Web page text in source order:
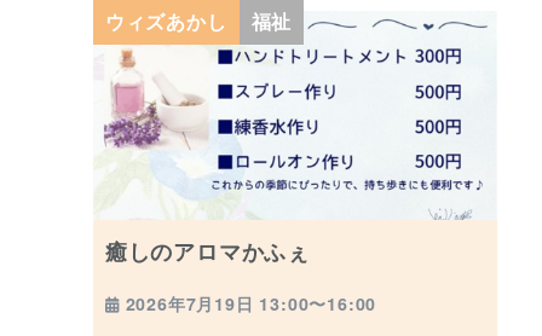
ウィズあかし 福祉
癒しのアロマかふぇ
2026年7月19日 13:00〜16:00